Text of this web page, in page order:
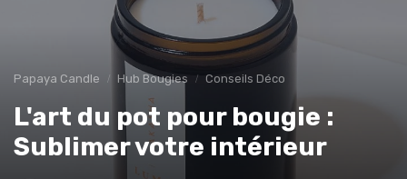
Papaya Candle Hub Bougies Conseils Déco
L'art du pot pour bougie :
Sublimer votre intérieur